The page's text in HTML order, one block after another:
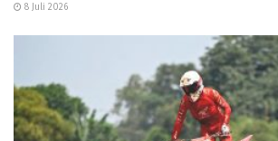
8 Juli 2026